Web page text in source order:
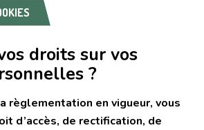
droits sur vos
?
règlementation en vigueur, vous
d’accès, de rectification, de